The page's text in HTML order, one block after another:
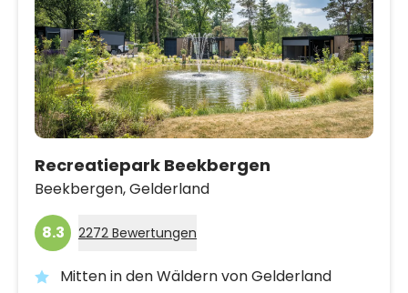
Recreatiepark Beekbergen
Beekbergen,Gelderland
8.3 2272 Bewertungen
Mitten in den Wäldern von Gelderland